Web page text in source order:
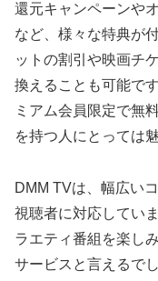
還元キャンペーンや
など、様々な特典が
ットの割引や映画チ
換えることも可能で
ミアム会員限定で無
を持つ人にとっては
DMM TVは、幅広い
視聴者に対応してい
ラエティ番組を楽し
サービスと言えるで